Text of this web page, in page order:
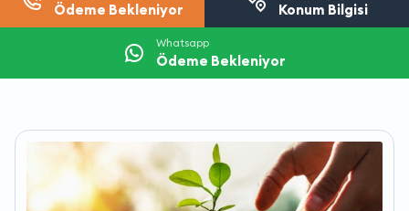
Ödeme Bekleniyor Konum Bilgisi
Whatsapp
Ödeme Bekleniyor